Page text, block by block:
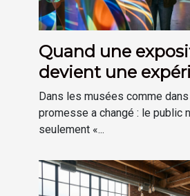
Quand une
devient une
plutôt qu’une
Dans les musées comme
promesse a changé : le public
seulement «...